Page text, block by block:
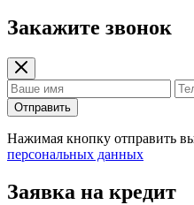
Закажите звонок
Отправить
Нажимая кнопку отправить
персональных данных
Заявка на кредит